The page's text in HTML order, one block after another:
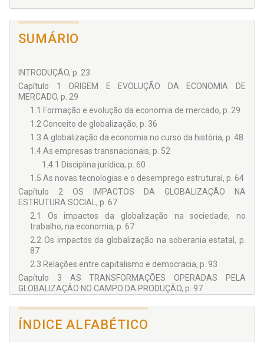
SUMÁRIO
INTRODUÇÃO, p. 23
Capítulo 1 ORIGEM E EVOLUÇÃO DA ECONOMIA DE
MERCADO, p. 29
1.1 Formação e evolução da economia de mercado, p. 29
1.2 Conceito de globalização, p. 36
1.3 A globalização da economia no curso da história, p. 48
1.4 As empresas transnacionais, p. 52
1.4.1 Disciplina jurídica, p. 60
1.5 As novas tecnologias e o desemprego estrutural, p. 64
Capítulo 2 OS IMPACTOS DA GLOBALIZAÇÃO NA
ESTRUTURA SOCIAL, p. 67
2.1 Os impactos da globalização na sociedade, no
trabalho, na economia, p. 67
2.2 Os impactos da globalização na soberania estatal, p.
87
2.3 Relações entre capitalismo e democracia, p. 93
Capítulo 3 AS TRANSFORMAÇÕES OPERADAS PELA
GLOBALIZAÇÃO NO CAMPO DA PRODUÇÃO, p. 97
3.2 Flexibilização e desregulamentação do mercado de
trabalho, p. 99
ÍNDICE ALFABÉTICO